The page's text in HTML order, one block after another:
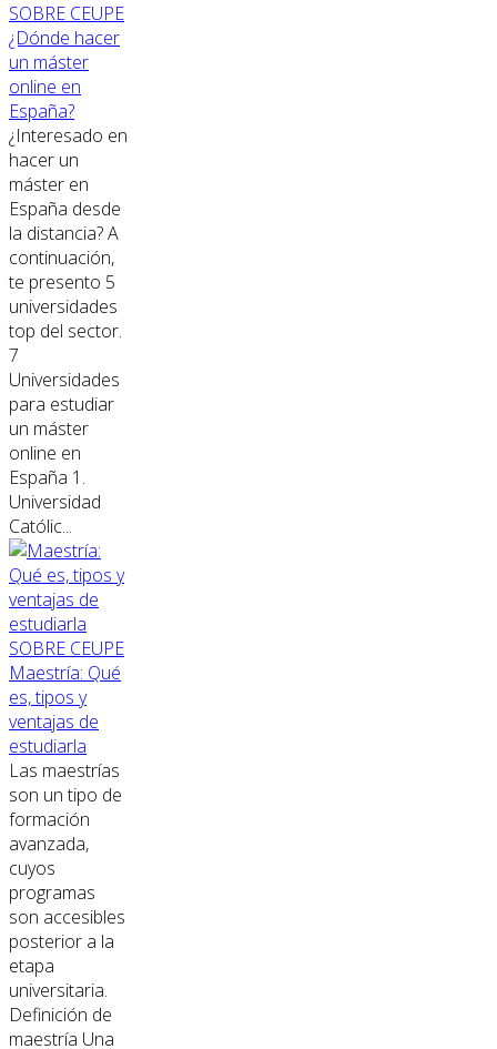
SOBRE CEUPE
¿Dónde hacer
un máster
online en
España?
¿Interesado en
hacer un
máster en
España desde
la distancia? A
continuación,
te presento 5
universidades
top del sector.
7
Universidades
para estudiar
un máster
online en
España 1.
Universidad
Católic...
SOBRE CEUPE
Maestría: Qué
es, tipos y
ventajas de
estudiarla
Las maestrías
son un tipo de
formación
avanzada,
cuyos
programas
son accesibles
posterior a la
etapa
universitaria.
Definición de
maestría Una